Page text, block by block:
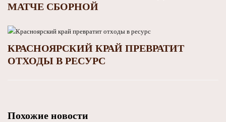
МАТЧЕ СБОРНОЙ
КРАСНОЯРСКИЙ КРАЙ ПРЕВРАТИТ
ОТХОДЫ В РЕСУРС
Похожие новости